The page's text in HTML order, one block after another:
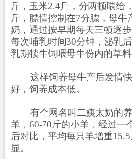
斤，玉米2.4斤，分两顿喂给
斤，膘情控制在7分膘，母牛
奶，通过按早期每天三顿逐
每次哺乳时间30分钟，泌乳
乳期犊牛饲喂母牛份内的草料
这样饲养母牛产后发情快
好，饲养成本低。
有个网名叫二姨太奶的养
羊，60-70斤的小羊，经过一
后对比，平均每只羊增重
显。